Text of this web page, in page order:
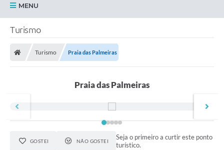
MENU
Iacanga
Diário Oficial
Editais
Turismo
Turismo Praia das Palmeiras
Praia das Palmeiras
GOSTEI NÃO GOSTEI
Seja o primeiro a curtir este ponto
turístico.